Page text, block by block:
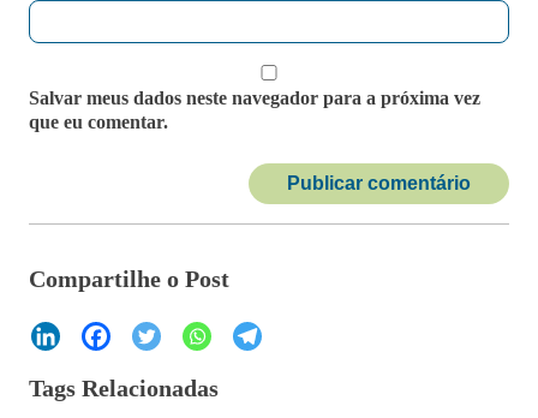
Compartilhe o Post
Tags Relacionadas
Salvar meus dados neste navegador para a próxima vez
que eu comentar.